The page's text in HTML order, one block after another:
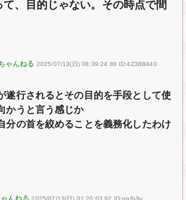
、目的じゃない。その時点で間
2025/07/13(日) 08:39:24.86 ID:4Z38B440
遂行されるとその目的を手段として使
かうと言う感じか
分の首を絞めることを義務化したわけ
2025/07/13(日) 01:20:03.92 ID:gix8jJty